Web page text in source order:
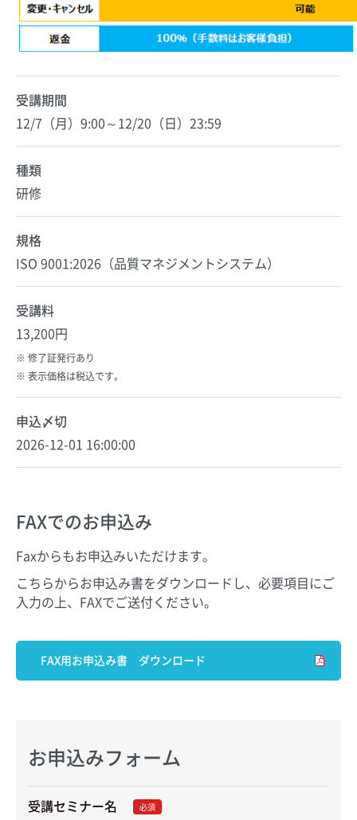
受講期間
12/7（月）9:00～12/20（日）23:59
種類
研修
規格
ISO 9001:2026（品質マネジメントシステム）
受講料
13,200円
修了証発行あり
表示価格は税込です。
申込〆切
2026-12-01 16:00:00
FAXでのお申込み
Faxからもお申込みいただけます。
こちらからお申込み書をダウンロードし、必要項目にご
入力の上、FAXでご送付ください。
FAX用お申込み書 ダウンロード
お申込みフォーム
受講セミナー名 必須